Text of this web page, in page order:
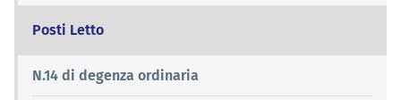
Posti Letto
N.14 di degenza ordinaria